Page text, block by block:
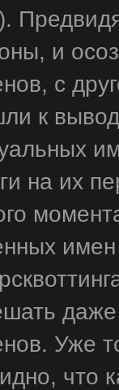
и
с
к
на их
имен
даже
Уже
что